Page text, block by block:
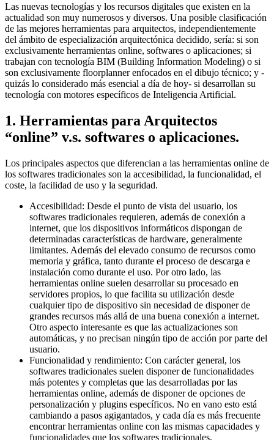
Las nuevas tecnologías y los recursos digitales que existen en la
actualidad son muy numerosos y diversos. Una posible clasificación
de las mejores herramientas para arquitectos, independientemente
del ámbito de especialización arquitectónica decidido, sería: si son
exclusivamente herramientas online, softwares o aplicaciones; si
trabajan con tecnología BIM (Building Information Modeling) o si
son exclusivamente floorplanner enfocados en el dibujo técnico; y -
quizás lo considerado más esencial a día de hoy- si desarrollan su
tecnología con motores específicos de Inteligencia Artificial.
1. Herramientas para Arquitectos
“online” v.s. softwares o aplicaciones.
Los principales aspectos que diferencian a las herramientas online de
los softwares tradicionales son la accesibilidad, la funcionalidad, el
coste, la facilidad de uso y la seguridad.
Accesibilidad: Desde el punto de vista del usuario, los
softwares tradicionales requieren, además de conexión a
internet, que los dispositivos informáticos dispongan de
determinadas características de hardware, generalmente
limitantes. Además del elevado consumo de recursos como
memoria y gráfica, tanto durante el proceso de descarga e
instalación como durante el uso. Por otro lado, las
herramientas online suelen desarrollar su procesado en
servidores propios, lo que facilita su utilización desde
cualquier tipo de dispositivo sin necesidad de disponer de
grandes recursos más allá de una buena conexión a internet.
Otro aspecto interesante es que las actualizaciones son
automáticas, y no precisan ningún tipo de acción por parte del
usuario.
Funcionalidad y rendimiento: Con carácter general, los
softwares tradicionales suelen disponer de funcionalidades
más potentes y completas que las desarrolladas por las
herramientas online, además de disponer de opciones de
personalización y plugins específicos. No en vano esto está
cambiando a pasos agigantados, y cada día es más frecuente
encontrar herramientas online con las mismas capacidades y
funcionalidades que los softwares tradicionales.